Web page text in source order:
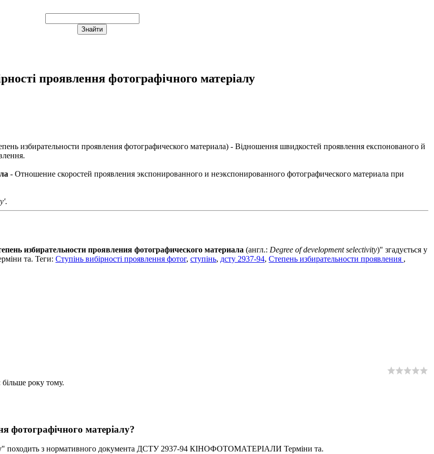
проявлення фотографічного матеріалу
избирательности проявления фотографического материала) - Відношення швидкостей проявлення експонованого й
- Отношение скоростей проявления экспонированного и неэкспонированного фотографического материала при
.
избирательности проявления фотографического материала (англ.: Degree of development selectivity)" згадується у
та. Теги: Ступінь вибірності проявлення фотог, ступінь, дсту 2937-94, Степень избирательности проявления ,
більше року тому.
фотографічного матеріалу?
" походить з нормативного документа ДСТУ 2937-94 КІНОФОТОМАТЕРІАЛИ Терміни та.